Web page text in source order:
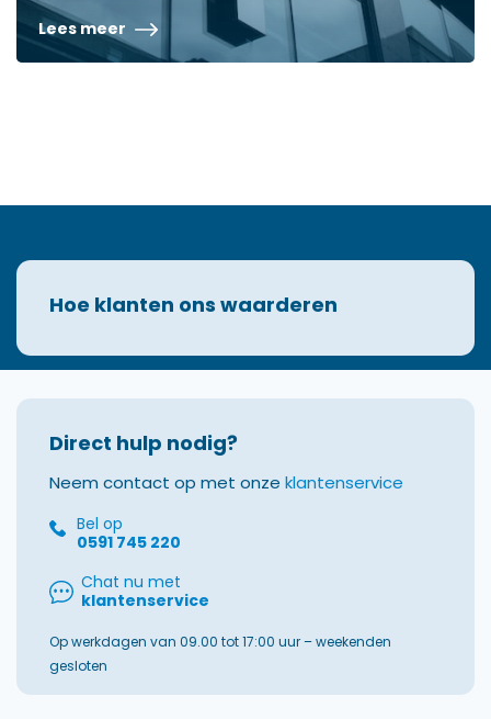
Lees meer
Hoe klanten ons waarderen
Direct hulp nodig?
Neem contact op met onze klantenservice
Bel op
0591 745 220
Chat nu met
klantenservice
Op werkdagen van 09.00 tot 17:00 uur – weekenden
gesloten